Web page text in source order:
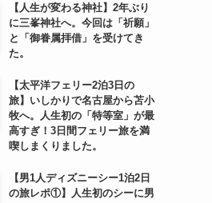
【人生が変わる神社】2年ぶり
に三峯神社へ。今回は「祈願」
と「御眷属拝借」を受けてき
た。
【太平洋フェリー2泊3日の
旅】いしかりで名古屋から苫小
牧へ。人生初の「特等室」が最
高すぎ！3日間フェリー旅を満
喫しまくりました。
【男1人ディズニーシー1泊2日
の旅レポ①】人生初のシーに男